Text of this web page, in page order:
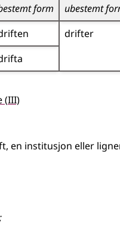
form ubestemt
drifter
(3
III)
en institusjon eller
;